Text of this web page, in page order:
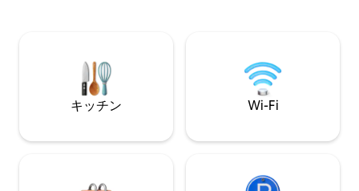
entertainment.
ルキッチン、スマ
Fi、お部屋内の洗
います。ゲストは
ご利用いただけま
キッチン Wi-Fi